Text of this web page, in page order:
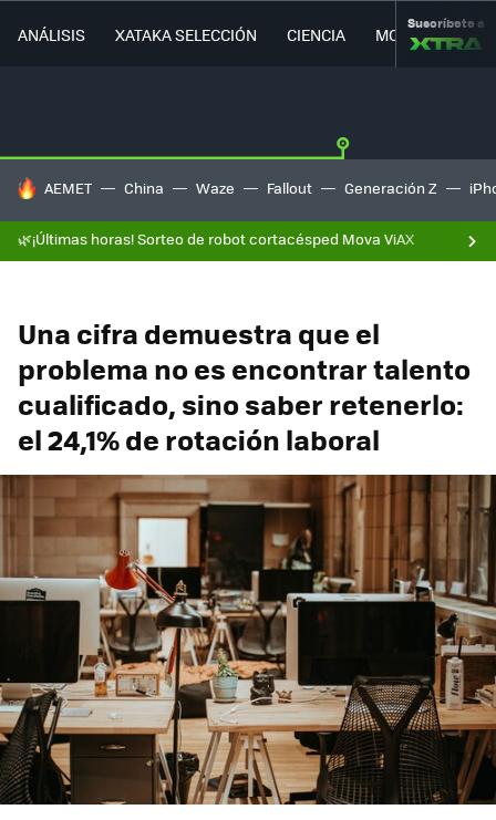
ANÁLISIS XATAKA SELECCIÓN CIENCIA MOVILIDAD
Suscríbete a
HOY SE HABLA DE
AEMET China Waze Fallout Generación Z
🌿¡Últimas horas! Sorteo de robot cortacésped Mova ViAX
Una cifra demuestra que el
problema no es encontrar talento
cualificado, sino saber retenerlo:
el 24,1% de rotación laboral